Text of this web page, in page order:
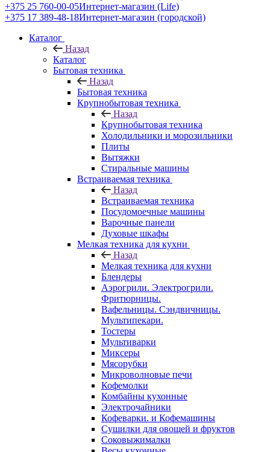
+375 25 760-00-05Интернет-магазин (Life)
+375 17 389-48-18Интернет-магазин (городской)
Каталог
Назад
Каталог
Бытовая техника
Назад
Бытовая техника
Крупнобытовая техника
Назад
Крупнобытовая техника
Холодильники и морозильники
Плиты
Вытяжки
Стиральные машины
Встраиваемая техника
Назад
Встраиваемая техника
Посудомоечные машины
Варочные панели
Духовые шкафы
Мелкая техника для кухни
Назад
Мелкая техника для кухни
Блендеры
Аэрогрили. Электрогрили.
Фритюрницы.
Вафельницы. Сэндвичницы.
Мультипекари.
Тостеры
Мультиварки
Миксеры
Мясорубки
Микроволновые печи
Кофемолки
Комбайны кухонные
Электрочайники
Кофеварки. и Кофемашины
Сушилки для овощей и фруктов
Соковыжималки